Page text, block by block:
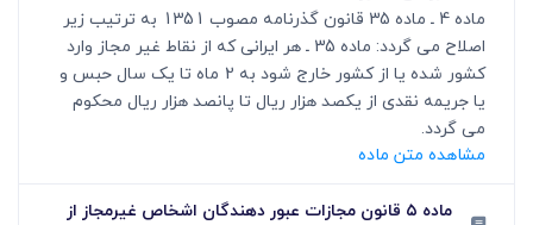
ماده 4 ـ ماده 35 قانون گذرنامه مصوب 1351 به ترتیب زیر
اصلاح می گردد: ماده 35 ـ هر ایرانی که از نقاط غیر مجاز وارد
کشور شده یا از کشور خارج شود به 2 ماه تا یک سال حبس و
یا جریمه نقدی از یکصد هزار ریال تا پانصد هزار ریال محکوم
می گردد.
مشاهده متن ماده
ماده ۵ قانون مجازات عبور دهندگان اشخاص غیرمجاز از